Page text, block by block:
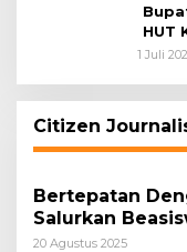
HUT
dan
1 Juli
Citizen
Bertepatan
Salurkan
Pelajar
20 Agustus 2025